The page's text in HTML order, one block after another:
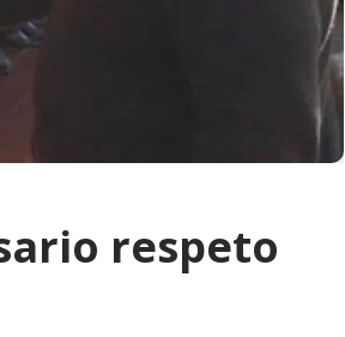
respeto